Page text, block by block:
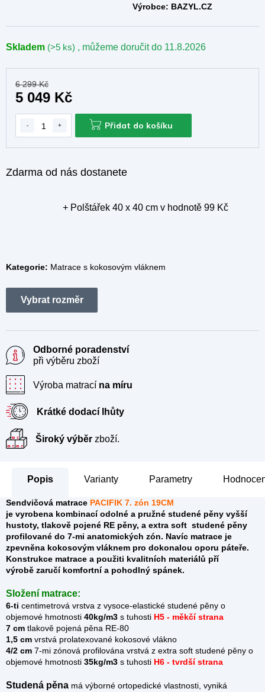
Skladem (>5 ks) , můžeme doručit do 11.8.2026
Zdarma od nás dostanete
+ Polštářek 40 x 40 cm v hodnotě 99 Kč
Výrobce: BAZYL.CZ
Kategorie: Matrace s kokosovým vláknem
6 299 Kč
5 049 Kč
Přidat do košíku
Odborné poradenství
při výběru zboží
Výroba matrací na míru
Krátké dodací lhůty
Široký výběr zboží.
Popis Parametry
Sendvičová matrace PACIFIK 7. zón 19CM
je vyrobena kombinací odolné a pružné studené pěny vyšší
hustoty, tlakově pojené RE pěny, a extra soft studené pěny
profilované do 7-mi anatomických zón. Navíc matrace je
zpevněna kokosovým vláknem pro dokonalou oporu páteře.
Konstrukce matrace a použiti kvalitních materiálů pří
výrobě zaručí komfortní a pohodlný spánek.
Složení matrace:
6-ti centimetrová vrstva z vysoce-elastické studené pěny o
objemové hmotnosti 40kg/m3 s tuhosti H5 - měkčí strana
7 cm tlakově pojená pěna RE-80
1,5 cm vrstvá prolatexované kokosové vlákno
4/2 cm 7-mi zónová profilována vrstvá z extra soft studené pěny o
objemové hmotnosti 35kg/m3 s tuhosti H6 - tvrdší strana
Studená pěna má výborné ortopedické vlastnosti, vyniká